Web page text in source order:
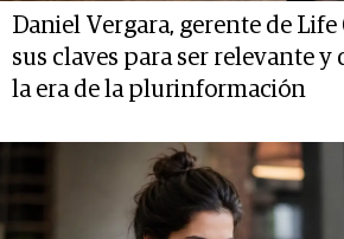
Daniel Vergara, gerente de
sus claves para ser relevante y
la era de la plurinformación